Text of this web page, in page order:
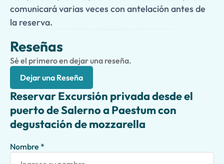
comunicará varias veces con antelación antes de
la reserva.
Reseñas
Sé el primero en dejar una reseña.
Dejar una Reseña
Reservar Excursión privada desde el
puerto de Salerno a Paestum con
degustación de mozzarella
Nombre *